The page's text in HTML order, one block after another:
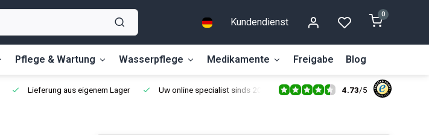
Kundendienst
0
Pflege & Wartung Wasserpflege Medikamente Freigabe Blog
Lieferung aus eigenem Lager Uw online specialist sinds 2014 4.73/5